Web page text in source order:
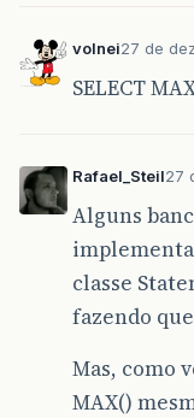
volnei27 de
SELECT
Rafael_Steil27
Alguns
classe
fazendo
Mas, como
MAX()